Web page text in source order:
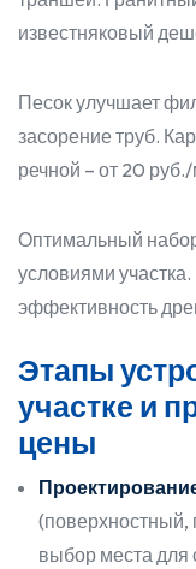
известняковый
Песок улучшает
засорение труб.
речной – от 20 руб./
Оптимальный
условиями
эффективность
Этапы
участке и
цены
(поверхностный,
выбор места для